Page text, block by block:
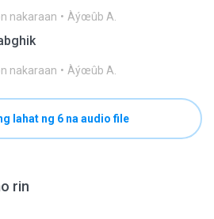
nakaraan Àýœûb A.
nakaraan Àýœûb A.
lahat ng 6 na audio file
rin